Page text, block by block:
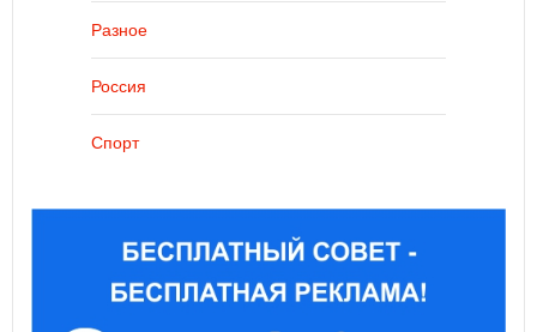
Разное
Россия
Спорт